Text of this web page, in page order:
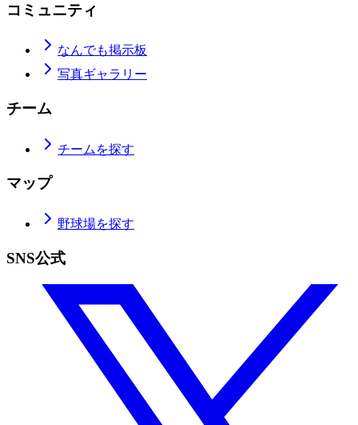
コミュニティ
なんでも掲示板
写真ギャラリー
チーム
チームを探す
マップ
野球場を探す
SNS公式